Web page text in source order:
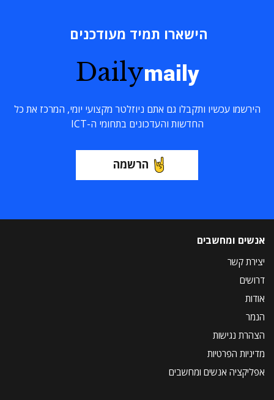
הישארו תמיד מעודכנים
Dailymaily
הירשמו עכשיו ותקבלו גם אתם ניוזלטר מקצועי יומי, המרכז את כל
החדשות והעדכונים בתחומי ה-ICT
הרשמה
אנשים ומחשבים
יצירת קשר
דרושים
אודות
הנמר
הצהרת נגישות
מדיניות הפרטיות
אפליקציה אנשים ומחשבים